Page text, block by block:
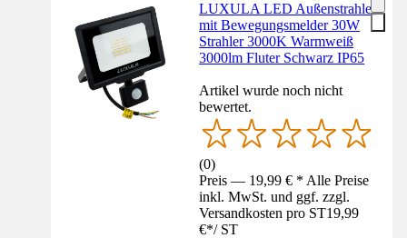
LUXULA LED Außenstrahler
mit Bewegungsmelder 30W
Strahler 3000K Warmweiß
3000lm Fluter Schwarz IP65
Artikel wurde noch nicht
bewertet.
(0)
Preis — 19,99 € * Alle Preise
inkl. MwSt. und ggf. zzgl.
Versandkosten pro ST19,99
€*/ ST